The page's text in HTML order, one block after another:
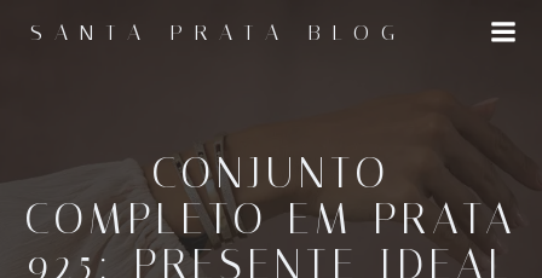
para
SANTA PRATA BLOG
CONJUNTO
COMPLETO EM PRATA
925: PRESENTE IDEAL